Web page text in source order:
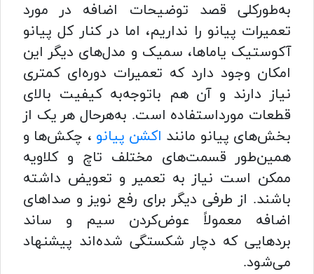
به‌طورکلی قصد توضیحات اضافه در مورد
تعمیرات پیانو را نداریم، اما در کنار کل پیانو
آکوستیک یاماها، سمیک و مدل‌های دیگر این
امکان وجود دارد که تعمیرات دوره‌ای کمتری
نیاز دارند و آن هم باتوجه‌به کیفیت بالای
قطعات مورداستفاده است. به‌هرحال هر یک از
بخش‌های پیانو مانند اکشن پیانو ، چکش‌ها و
همین‌طور قسمت‌های مختلف تاچ و کلاویه
ممکن است نیاز به تعمیر و تعویض داشته
باشند. از طرفی دیگر برای رفع نویز و صداهای
اضافه معمولاً عوض‌کردن سیم و ساند
بردهایی که دچار شکستگی شده‌اند پیشنهاد
می‌شود.